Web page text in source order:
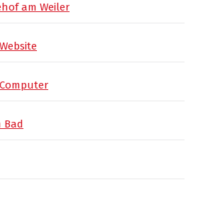
am Weiler
Bad